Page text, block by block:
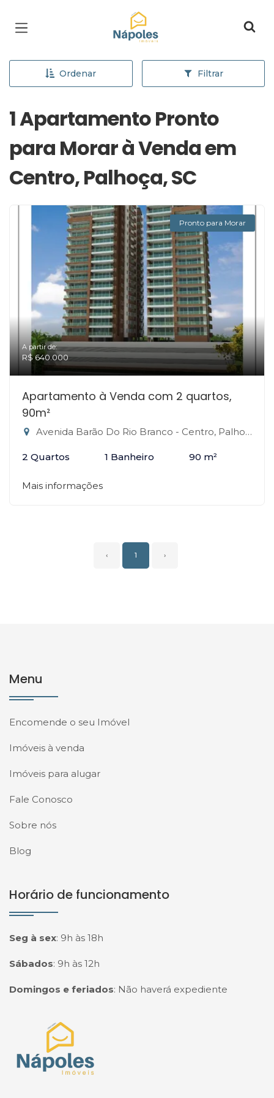
Página inicial
Ordenar Filtrar
1 Apartamento Pronto
para Morar à Venda em
Centro, Palhoça, SC
Pronto para Morar
A partir de:
R$ 640.000
Apartamento à Venda com 2 quartos,
90m²
Avenida Barão Do Rio Branco - Centro, Palhoça-SC
2 Quartos 1 Banheiro 90 m²
Mais informações
‹ 1 ›
Menu
Encomende o seu Imóvel
Imóveis à venda
Imóveis para alugar
Fale Conosco
Sobre nós
Blog
Horário de funcionamento
Seg à sex: 9h às 18h
Sábados: 9h às 12h
Domingos e feriados: Não haverá expediente
Página inicial